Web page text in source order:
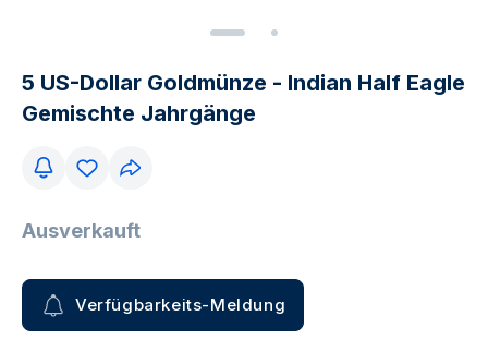
5 US-Dollar Goldmünze - Indian Half Eagle
Gemischte Jahrgänge
Ausverkauft
Verfügbarkeits-Meldung